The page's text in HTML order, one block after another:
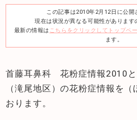
この記事は2010年2月12日に公開
現在は状況が異なる可能性があります
最新の情報は こちらをクリックしてトップペ
ます。
首藤耳鼻科 花粉症情報2010と
（滝尾地区）の花粉症情報を
おります。